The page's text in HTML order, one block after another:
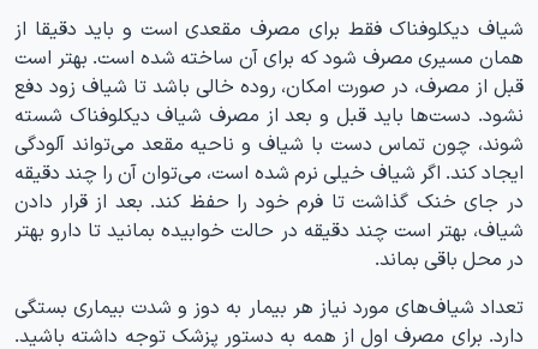
شیاف دیکلوفناک فقط برای مصرف مقعدی است و باید دقیقا از
همان مسیری مصرف شود که برای آن ساخته شده است. بهتر است
قبل از مصرف، در صورت امکان، روده خالی باشد تا شیاف زود دفع
نشود. دست‌ها باید قبل و بعد از مصرف شیاف دیکلوفناک شسته
شوند، چون تماس دست با شیاف و ناحیه مقعد می‌تواند آلودگی
ایجاد کند. اگر شیاف خیلی نرم شده است، می‌توان آن را چند دقیقه
در جای خنک گذاشت تا فرم خود را حفظ کند. بعد از قرار دادن
شیاف، بهتر است چند دقیقه در حالت خوابیده بمانید تا دارو بهتر
در محل باقی بماند.
تعداد شیاف‌های مورد نیاز هر بیمار به دوز و شدت بیماری بستگی
دارد. برای مصرف اول از همه به دستور پزشک توجه داشته باشید.